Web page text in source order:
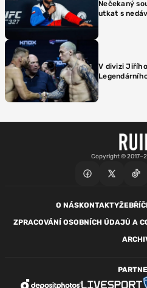
Nečekaný
utkat s
V divizi
Copyright ©
O NÁSKONTAKTY
ZPRACOVÁNÍ OSOBNÍCH ÚDAJŮ A